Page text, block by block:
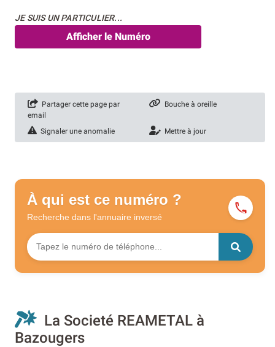
JE SUIS UN PARTICULIER...
Afficher le Numéro
Partager cette page par
email
Bouche à oreille
Signaler une anomalie Mettre à jour
À qui est ce numéro ?
Recherche dans l'annuaire inversé
La Societé REAMETAL à
Bazougers